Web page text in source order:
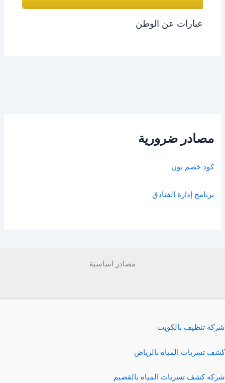
عبارات عن الوطن
مصادر ضرورية
كود خصم نون
برنامج إدارة الفنادق
مصادر اساسية
شركة تنظيف بالكويت
كشف تسربات المياه بالرياض
شركه كشف تسربات المياه بالقصيم